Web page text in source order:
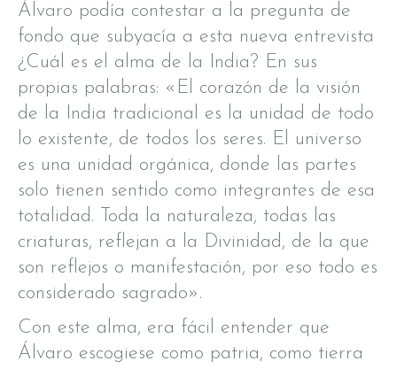
Álvaro podía contestar a la pregunta de
fondo que subyacía a esta nueva entrevista
¿Cuál es el alma de la India? En sus
propias palabras: «El corazón de la visión
de la India tradicional es la unidad de todo
lo existente, de todos los seres. El universo
es una unidad orgánica, donde las partes
solo tienen sentido como integrantes de esa
totalidad. Toda la naturaleza, todas las
criaturas, reflejan a la Divinidad, de la que
son reflejos o manifestación, por eso todo es
considerado sagrado».
Con este alma, era fácil entender que
Álvaro escogiese como patria, como tierra